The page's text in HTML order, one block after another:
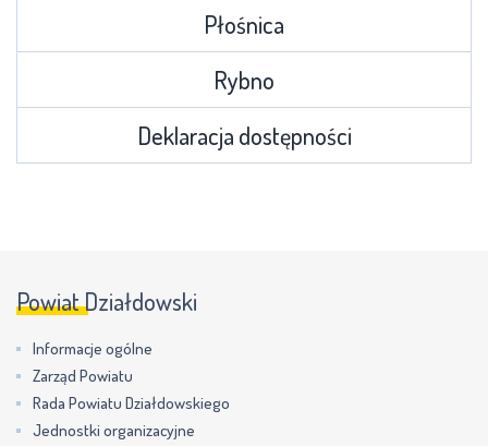
Płośnica
Rybno
Deklaracja dostępności
Powiat Działdowski
Informacje ogólne
Zarząd Powiatu
Rada Powiatu Działdowskiego
Jednostki organizacyjne